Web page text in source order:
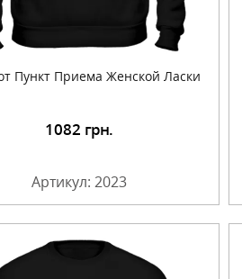
Пункт Приема Женской Ласки
1082 грн.
Артикул: 2023
Подробнее